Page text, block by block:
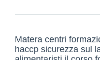
Matera centri
haccp sicurezza sul